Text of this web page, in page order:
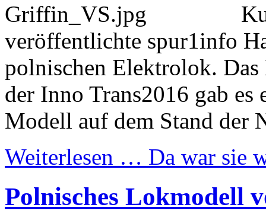
veröffentlichte spur1info
polnischen Elektrolok.
der Inno Trans2016 gab
Modell auf dem Stand der
Weiterlesen … Da war sie
Polnisches Lokmodell